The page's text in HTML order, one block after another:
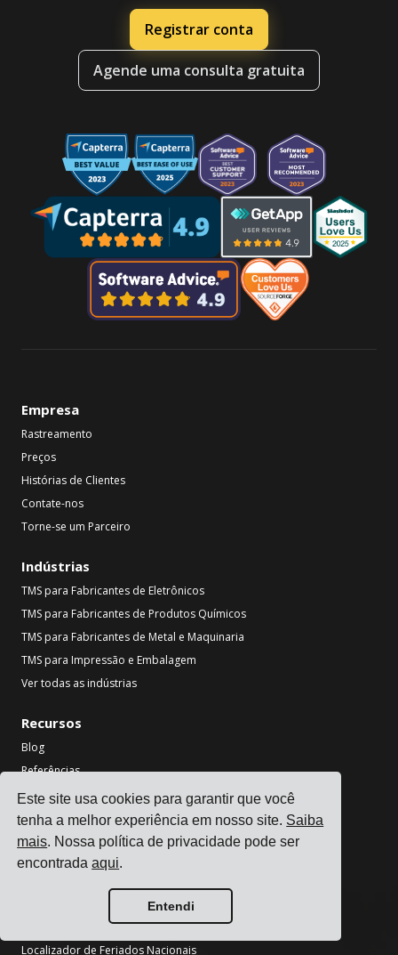
Este site usa cookies para garantir que você
tenha a melhor experiência em nosso site. Saiba
mais. Nossa política de privacidade pode ser
encontradaaqui.
Entendi
Registrar conta
Agende uma consulta gratuita
Empresa
Rastreamento
Preços
Histórias de Clientes
Contate-nos
Torne-se um Parceiro
Indústrias
TMS para Fabricantes de Eletrônicos
TMS para Fabricantes de Produtos Químicos
TMS para Fabricantes de Metal e Maquinaria
TMS para Impressão e Embalagem
Ver todas as indústrias
Recursos
Blog
Referências
Integrações de Transportadoras
Integrações ERP
Parceiros
Informação para transportadoras
Calculadora de CO2 de Transporte
Localizador de Feriados Nacionais